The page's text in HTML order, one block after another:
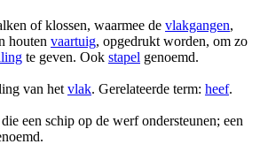
of klossen, waarmee de vlakgangen,
houten vaartuig, opgedrukt worden, om zo
te geven. Ook stapel genoemd.
van het vlak. Gerelateerde term: heef.
een schip op de werf ondersteunen; een